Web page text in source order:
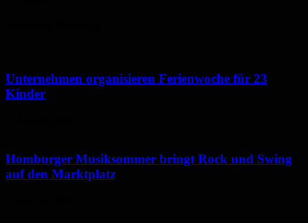
Unternehmen organisieren Ferienwoche für 23
Kinder
Homburger Musiksommer bringt Rock und Swing
auf den Marktplatz